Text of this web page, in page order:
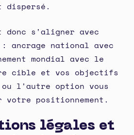
dispersé.
donc s'aligner avec
ancrage national avec
mondial avec le
cible et vos objectifs
l'autre option vous
votre positionnement.
légales et